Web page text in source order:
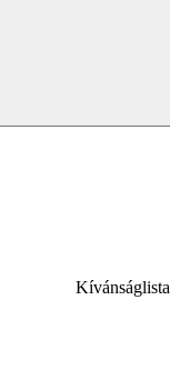
Kívánságlista